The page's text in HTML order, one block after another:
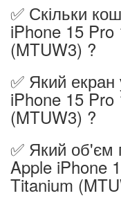
✅ Скільки
iPhone 15
(MTUW3) ?
✅ Який
iPhone 15
(MTUW3) ?
✅ Який об'єм
Apple iPhone
Titanium